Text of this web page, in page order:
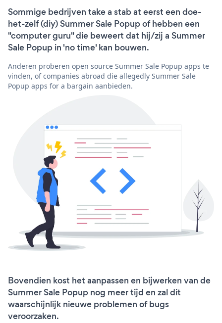
Sommige bedrijven take a stab at eerst een doe-
het-zelf (diy) Summer Sale Popup of hebben een
"computer guru" die beweert dat hij/zij a Summer
Sale Popup in 'no time' kan bouwen.
Anderen proberen open source Summer Sale Popup apps te
vinden, of companies abroad die allegedly Summer Sale
Popup apps for a bargain aanbieden.
Bovendien kost het aanpassen en bijwerken van de
Summer Sale Popup nog meer tijd en zal dit
waarschijnlijk nieuwe problemen of bugs
veroorzaken.